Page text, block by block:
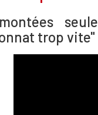
trop vite"